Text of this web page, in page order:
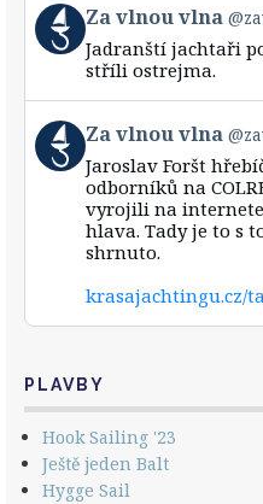
View
post
by
vlnou
vlna
on
Bluesky
Za vlnou vlna
Jadranští jachtaři
stříli ostrejma.
View
post
by
Za vlnou vlna
Jaroslav Foršt
odborníků na
vyrojili na
hlava. Tady je to s
shrnuto.
krasajachtingu.cz/
PLAVBY
Hook Sailing '23
Ještě jeden Balt
Hygge Sail